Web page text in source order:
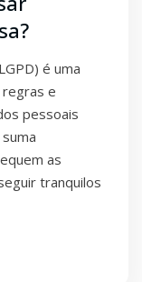
é uma
e
pessoais
as
tranquilos